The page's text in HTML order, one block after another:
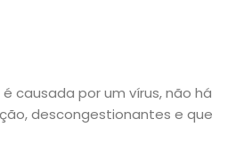
causada por um vírus, não há
descongestionantes e que